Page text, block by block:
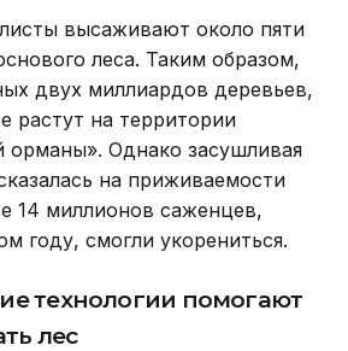
высаживают около пяти
леса. Таким образом,
двух миллиардов деревьев,
растут на территории
орманы». Однако засушливая
на приживаемости
14 миллионов саженцев,
году, смогли укорениться.
технологии помогают
лес